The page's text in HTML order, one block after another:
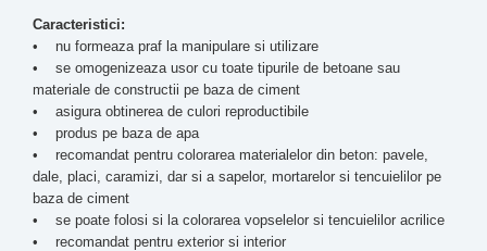
Caracteristici:
• nu formeaza praf la manipulare si utilizare
• se omogenizeaza usor cu toate tipurile de betoane sau
materiale de constructii pe baza de ciment
• asigura obtinerea de culori reproductibile
• produs pe baza de apa
• recomandat pentru colorarea materialelor din beton: pavele,
dale, placi, caramizi, dar si a sapelor, mortarelor si tencuielilor pe
baza de ciment
• se poate folosi si la colorarea vopselelor si tencuielilor acrilice
• recomandat pentru exterior si interior